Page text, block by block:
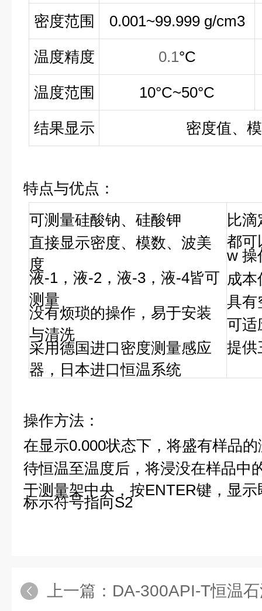
密度范围 0.001~99.999 g/cm3
温度精度 0.1°C
温度范围 10°C~50°C
结果显示 密度值、
特点与优点：
可测量硅酸钠、硅酸钾
直接显示密度、模数、波美
度
液-1，液-2，液-3，液-4皆可
测量
没有烦琐的操作，易于安装
与清洗
采用德国进口密度测量感应
器，日本进口恒温系统
比
都可
w 操
成本
具有
可适
提供
操作方法：
在显示0.000状态下， 将盛有样品
待恒温至温度后，将浸没在样品中
于测量架中央，按ENTER键，显
标示符号指向S2
上一篇： DA-300API-T恒温